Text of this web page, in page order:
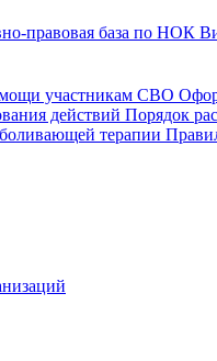
правовая база по НОК
участникам СВО
действий Порядок
терапии